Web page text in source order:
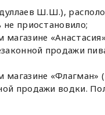
Ш.Ш.),
приостановило;
магазине
продажи
магазине «Флагман»
продажи водки.